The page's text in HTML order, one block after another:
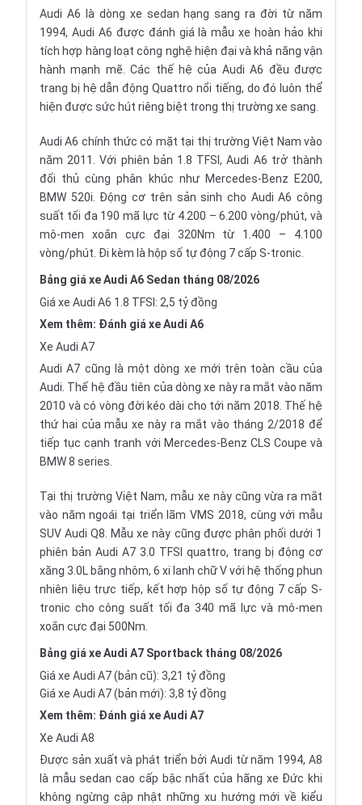
Audi A6 là dòng xe sedan hạng sang ra đời từ năm
1994, Audi A6 được đánh giá là mẫu xe hoàn hảo khi
tích hợp hàng loạt công nghệ hiện đại và khả năng vận
hành mạnh mẽ. Các thế hệ của Audi A6 đều được
trang bị hệ dẫn động Quattro nổi tiếng, do đó luôn thể
hiện được sức hút riêng biệt trong thị trường xe sang.
Audi A6 chính thức có mặt tại thị trường Việt Nam vào
năm 2011. Với phiên bản 1.8 TFSI, Audi A6 trở thành
đối thủ cùng phân khúc như Mercedes-Benz E200,
BMW 520i. Động cơ trên sản sinh cho Audi A6 công
suất tối đa 190 mã lực từ 4.200 – 6.200 vòng/phút, và
mô-men xoắn cực đại 320Nm từ 1.400 – 4.100
vòng/phút. Đi kèm là hộp số tự động 7 cấp S-tronic.
Bảng giá xe Audi A6 Sedan tháng 08/2026
Giá xe Audi A6 1.8 TFSI: 2,5 tỷ đồng
Xem thêm: Đánh giá xe Audi A6
Xe Audi A7
Audi A7 cũng là một dòng xe mới trên toàn cầu của
Audi. Thế hệ đầu tiên của dòng xe này ra mắt vào năm
2010 và có vòng đời kéo dài cho tới năm 2018. Thế hệ
thứ hai của mẫu xe này ra mắt vào tháng 2/2018 để
tiếp tục cạnh tranh với Mercedes-Benz CLS Coupe và
BMW 8 series.
Tại thị trường Việt Nam, mẫu xe này cũng vừa ra mắt
vào năm ngoái tại triển lãmVMS 2018, cùng với mẫu
SUV Audi Q8. Mẫu xe này cũng được phân phối dưới 1
phiên bản Audi A7 3.0 TFSI quattro, trang bị động cơ
xăng 3.0L bằng nhôm, 6 xi lanh chữ V với hệ thống phun
nhiên liệu trực tiếp, kết hợp hộp số tự động 7 cấp S-
tronic cho công suất tối đa 340 mã lực và mô-men
xoắn cực đại 500Nm.
Bảng giá xe Audi A7 Sportback tháng 08/2026
Giá xe Audi A7 (bản cũ): 3,21 tỷ đồng
Giá xe Audi A7 (bản mới): 3,8 tỷ đồng
Xem thêm: Đánh giá xe Audi A7
Xe Audi A8
Được sản xuất và phát triển bởi Audi từ năm 1994, A8
là mẫu sedan cao cấp bậc nhất của hãng xe Đức khi
không ngừng cập nhật những xu hướng mới về kiểu